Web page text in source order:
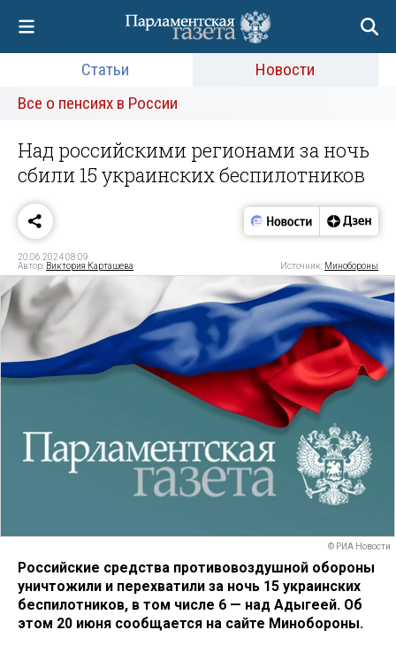
Статьи
Новости
Все о пенсиях в России
Над российскими регионами за ночь
сбили 15 украинских беспилотников
20.06.2024 08:09
Автор: Виктория Карташева Источник: Минобороны
© РИА Новости
Российские средства противовоздушной обороны
уничтожили и перехватили за ночь 15 украинских
беспилотников, в том числе 6 — над Адыгеей. Об
этом 20 июня сообщается на сайте Минобороны.